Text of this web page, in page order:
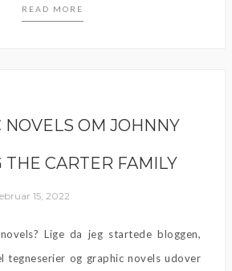
READ MORE
NOVELS OM JOHNNY
THE CARTER FAMILY
15, 2022
Lige da jeg startede bloggen,
tegneserier og graphic novels udover